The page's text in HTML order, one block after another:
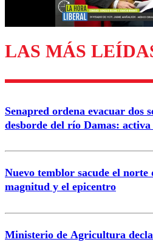
LAS MÁS
Senapred ordena evacuar dos
desborde del río Damas:
Nuevo temblor sacude el norte
magnitud y el epicentro
Ministerio de Agricultura